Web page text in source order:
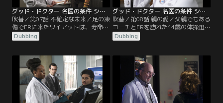
グッド・ドクター 名医の条件 シーズン4 第07話／吹替
吹替／第07話 不確定な未来／足の凍
傷でERに来たワイアットは、寿命を
延ばすための冷却療法を長くやり過
ぎたらしい。その緊急オペで石灰化
て1000年の寿命を目指そうと、ワイ
アットが自らに行なったゲノム編集
だった。一方、血腫の排出に来院し
たハンナは甲状腺がんだと分かる。
さらに…。
Dubbing
グッド・ドクター 名医の条件 シーズン4 第08話／吹替
吹替／第08話 親の愛／父親でもある
コーチとERを訪れた14歳の体操選手
ダリヤ。CT検査で重度の骨粗しょう
症と胸椎の圧迫骨折が判明するが手
ばならなくなるため、ダリヤは手術
をしない選択をする。一方リアは、
気難しい両親が突然訪ねてくると連
絡してきたため大パニック。なぜか
落ち着いているショーンだった
が…。
Dubbing